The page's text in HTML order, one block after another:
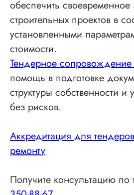
обеспечить
строительных проектов в
установленными
стоимости.
Тендерное
помощь в подготовке
структуры собственности и
без рисков.
Аккредитация для
ремонту
Получите консультацию по